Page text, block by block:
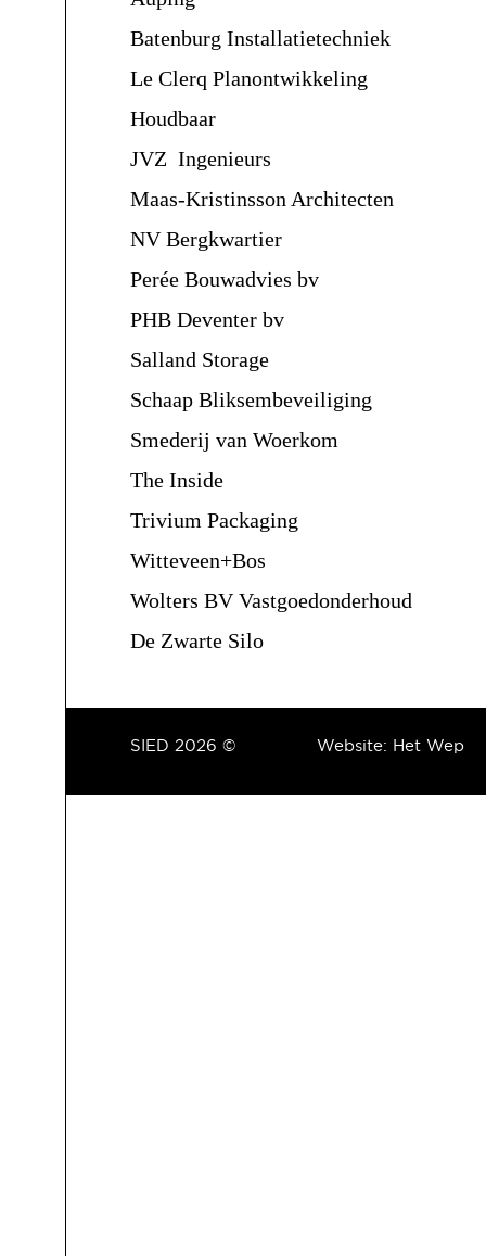
Batenburg Installatietechniek
Le Clerq Planontwikkeling
Houdbaar
JVZ Ingenieurs
Maas-Kristinsson Architecten
NV Bergkwartier
Perée Bouwadvies bv
PHB Deventer bv
Salland Storage
Schaap Bliksembeveiliging
Smederij van Woerkom
The Inside
Trivium Packaging
Witteveen+Bos
Wolters BV Vastgoedonderhoud
De Zwarte Silo
Website: Het Wep
SIED 2026 ©